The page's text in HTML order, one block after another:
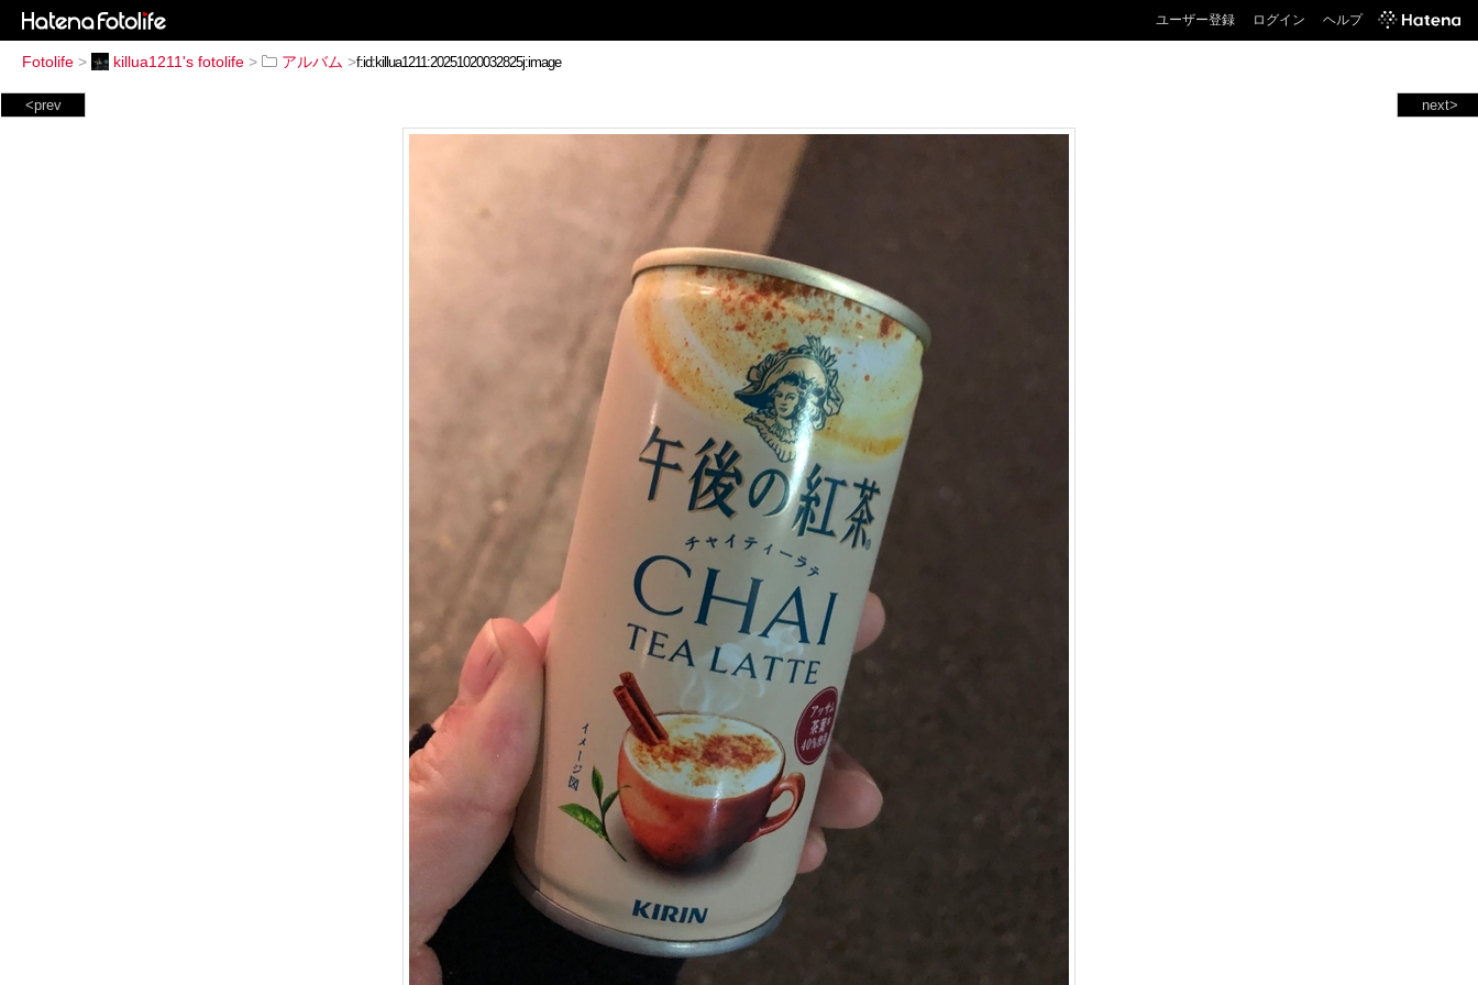
ユーザー登録 ログイン ヘルプ
Fotolife > killua1211's fotolife > アルバム >
next>
<prev